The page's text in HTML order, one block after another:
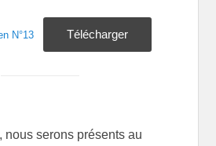
N°13 Télécharger
nous serons présents au